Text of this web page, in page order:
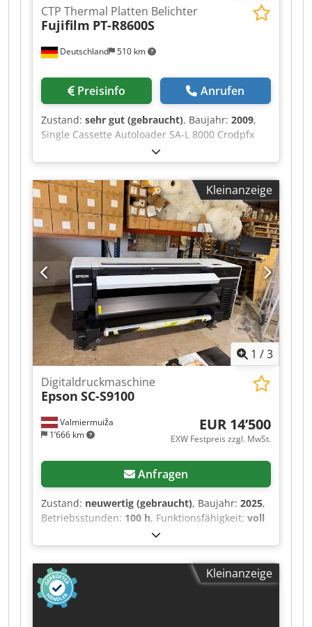
Deutschland 510 km
CTP Thermal Platten Belichter
Fujifilm PT-R8600S
Preisinfo Anrufen
Zustand: sehr gut (gebraucht), Baujahr: 2009,
Single Cassette Autoloader SA-L 8000 Crodpfx
Afjzqudcs Ajf Extra Kasette für SA-L 8000
PLATTEN STAPLER PST 480C Plattenformat Max:
1,160 x 940 mm Plate Size Min: 450 x 370 mm 20
plates/hr at 2,400 dpi
Kleinanzeige
1 /3
Valmiermuiža
1’666 km
Digitaldruckmaschine
Epson SC-S9100
EUR 14’500
EXW Festpreis zzgl. MwSt.
Anfragen
Zustand: neuwertig (gebraucht), Baujahr: 2025,
Betriebsstunden: 100 h, Funktionsfähigkeit: voll
, Verkauf eines professionellen,
leistungsstarken Epson SureColor SC-S9100 Eco-
Solvent-Druckers mit einer Druckbreite von 64
Zoll. Er verfügt über das 11-Farben-UltraChrome
GS3-Tintensystem (einschließlich Grün) für eine
branchenführende Farbgenauigkeit. Zusätzlich
Kleinanzeige